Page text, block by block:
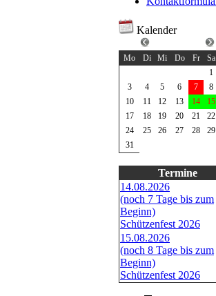
Kalender
Mo
Di Mi Do Fr Sa
1
3
4 5 6 7 8
10
11 12 13 14 15
17
18 19 20 21 22
24
25 26 27 28 29
31
Termine
14.08.2026
(noch 7 Tage bis zum
Beginn)
Schützenfest 2026
15.08.2026
(noch 8 Tage bis zum
Beginn)
Schützenfest 2026